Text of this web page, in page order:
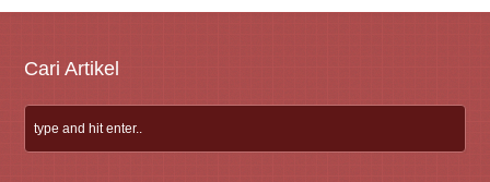
Cari Artikel